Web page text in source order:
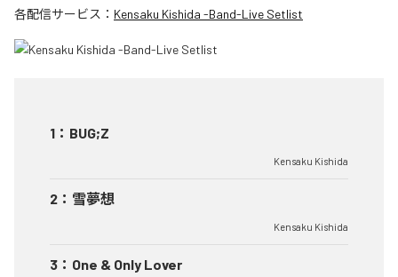
各配信サービス： Kensaku Kishida -Band-Live Setlist
1 ： BUG;Z
Kensaku Kishida
2 ： 雪夢想
Kensaku Kishida
3 ： One & Only Lover